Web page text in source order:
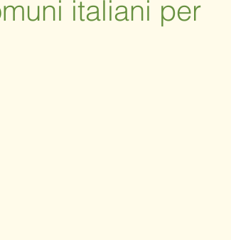
italiani per